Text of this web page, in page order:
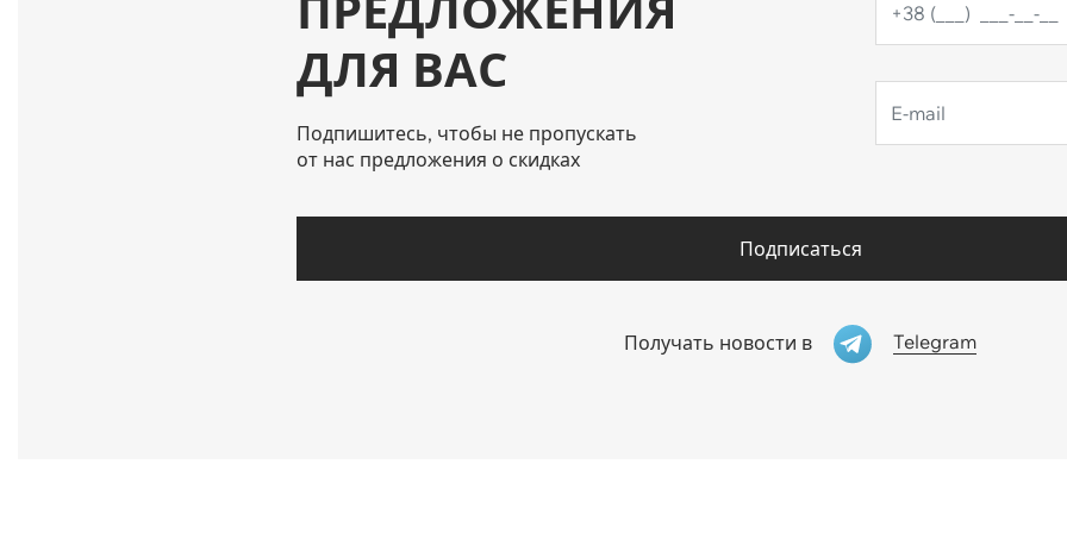
ДЛЯ ВАС
Подпишитесь, чтобы не пропускать
от нас предложения о скидках
Подписаться
Получать новости в Telegram